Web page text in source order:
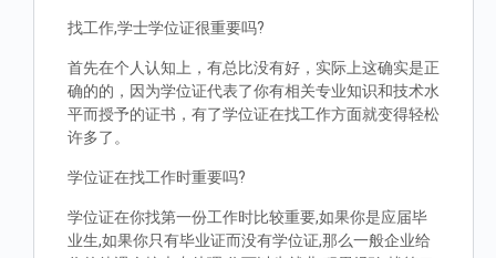
找工作,学士学位证很重要吗?
首先在个人认知上，有总比没有好，实际上这确实是正
确的的，因为学位证代表了你有相关专业知识和技术水
平而授予的证书，有了学位证在找工作方面就变得轻松
许多了。
学位证在找工作时重要吗?
学位证在你找第一份工作时比较重要,如果你是应届毕
业生,如果你只有毕业证而没有学位证,那么一般企业给